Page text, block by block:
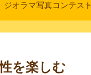
ジオラマ写真コンテスト
を楽しむ